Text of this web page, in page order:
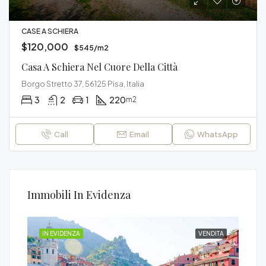
CASE A SCHIERA
$120,000 $545/m2
Casa A Schiera Nel Cuore Della Città
Borgo Stretto 37, 56125 Pisa, Italia
3 2 1 220m2
Call Email WhatsApp
Immobili In Evidenza
VENDITA
IN EVIDENZA